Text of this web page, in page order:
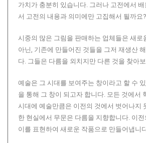
가치가 충분히 있습니다. 그러나 고전에서
서 고전의 내용과 의미에만 고집해서 될까요?
시중의 많은 그림을 판매하는 업체들은 새로
아닌, 기존에 만들어진 것들을 그저 재생산
다. 그들은 다름을 외치지만 다른 것을 찾아
예술은 그 시대를 보여주는 창이라고 할 수
을 통해 그 창이 되고자 합니다. 모든 것에서
시대에 예술만큼은 이전의 것에서 벗어나지
한 현실에서 무문은 다름을 지향합니다. 이
이를 표현하여 새로운 작품으로 만들어냅니